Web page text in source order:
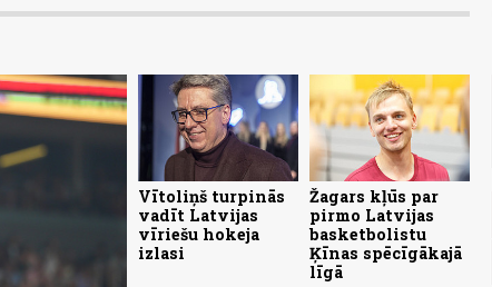
Vītoliņš turpinās
vadīt Latvijas
vīriešu hokeja
izlasi
Žagars kļūs par
pirmo Latvijas
basketbolistu
Ķīnas spēcīgākajā
līgā